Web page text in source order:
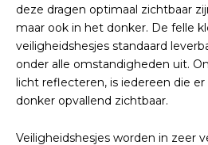
deze dragen optimaal zichtbaar
maar ook in het donker. De felle
veiligheidshesjes standaard
onder alle omstandigheden uit.
licht reflecteren, is iedereen die
donker opvallend zichtbaar.
Veiligheidshesjes worden in zeer